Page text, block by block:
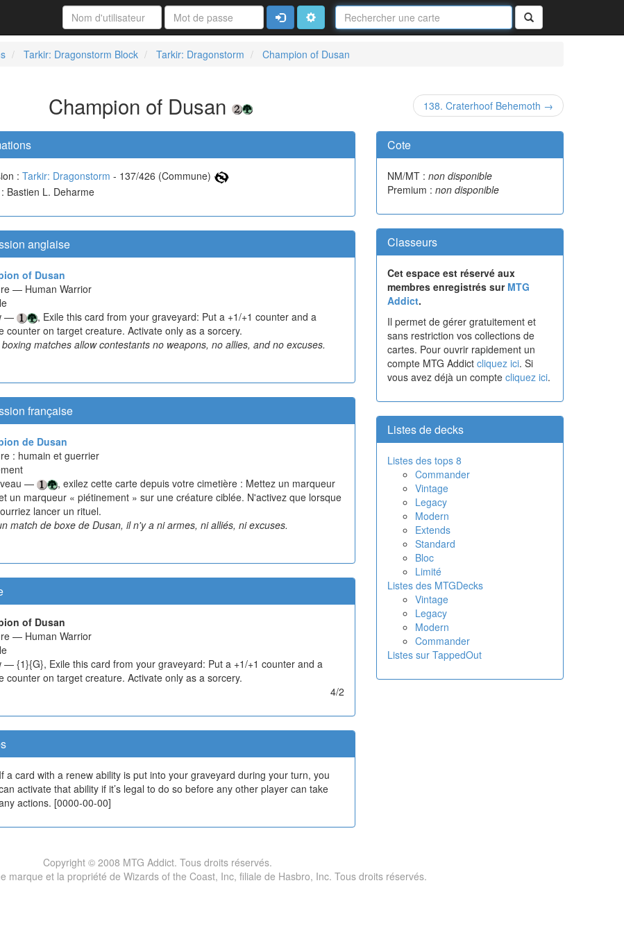
Nom
de
la
carte
Rechercher
ConnexionAvancé
Tarkir: Dragonstorm Block Tarkir: Dragonstorm Champion of Dusan
Champion of Dusan 138. Craterhoof Behemoth →
: Tarkir: Dragonstorm - 137/426 (Commune)
Bastien L. Deharme
anglaise
of Dusan
— Human Warrior
—
, Exile this card from your graveyard: Put a +1/+1 counter and a
counter on target creature. Activate only as a sorcery.
matches allow contestants no weapons, no allies, and no excuses.
française
de Dusan
: humain et guerrier
—
, exilez cette carte depuis votre cimetière : Mettez un marqueur
un marqueur « piétinement » sur une créature ciblée. N'activez que lorsque
lancer un rituel.
match de boxe de Dusan, il n'y a ni armes, ni alliés, ni excuses.
of Dusan
— Human Warrior
— {1}{G}, Exile this card from your graveyard: Put a +1/+1 counter and a
counter on target creature. Activate only as a sorcery.
4/2
If a card with a renew ability is put into your graveyard during your turn, you
activate that ability if it’s legal to do so before any other player can take
actions. [0000-00-00]
Cote
NM/MT : non disponible
Premium : non disponible
Classeurs
Cet espace est réservé aux
membres enregistrés sur MTG
Addict.
Il permet de gérer gratuitement et
sans restriction vos collections de
cartes. Pour ouvrir rapidement un
compte MTG Addict cliquez ici. Si
vous avez déjà un compte cliquez ici.
Listes de decks
Listes des tops 8
Commander
Vintage
Legacy
Modern
Extends
Standard
Bloc
Limité
Listes des MTGDecks
Vintage
Legacy
Modern
Commander
Listes sur TappedOut
Copyright © 2008 MTG Addict. Tous droits réservés.
marque et la propriété de Wizards of the Coast, Inc, filiale de Hasbro, Inc. Tous droits réservés.